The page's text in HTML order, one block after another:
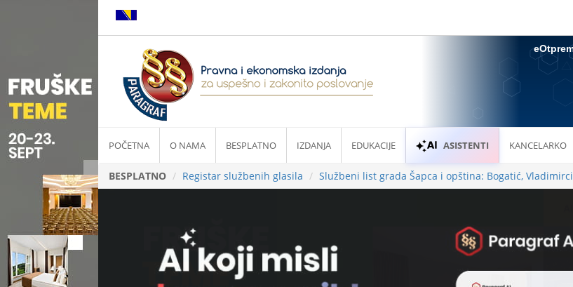
POČETNA O NAMA BESPLATNO IZDANJA EDUKACIJE ASISTENTI KANCELARKO
BESPLATNO Registar službenih glasila Službeni list grada Šapca i opština: Bogatić,